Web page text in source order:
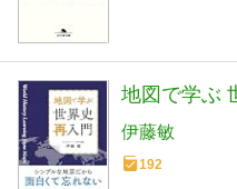
地図で学ぶ
伊藤敏
192